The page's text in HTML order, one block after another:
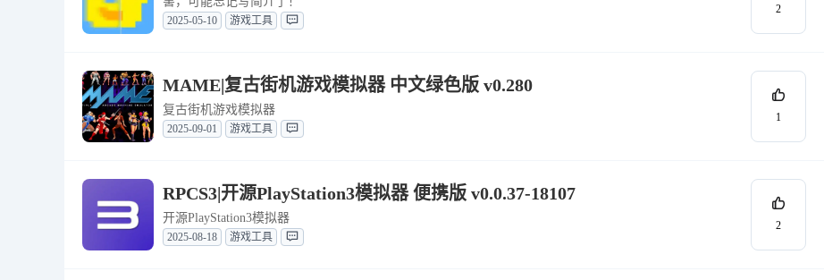
2025-05-10 游戏工具
2
MAME|复古街机游戏模拟器 中文绿色版 v0.280
复古街机游戏模拟器
2025-09-01 游戏工具
1
RPCS3|开源PlayStation3模拟器 便携版 v0.0.37-18107
开源PlayStation3模拟器
2025-08-18 游戏工具
2